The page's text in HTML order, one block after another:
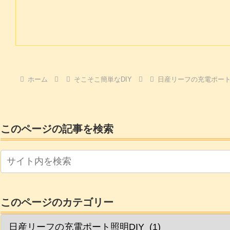
ホーム そこそこ簡単なDIY 日産リーフの充電ポー
このページの記事を検索
このページのカテゴリー